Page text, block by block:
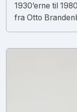
1930’erne til
fra Otto